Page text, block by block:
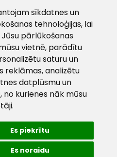
sīkdatnes un
tehnoloģijas, lai
pārlūkošanas
vietnē, parādītu
saturu un
reklāmas, analizētu
datplūsmu un
no kurienes nāk mūsu
Es piekrītu
Es noraidu
- 17:00
Klientu
atbalsts
Darbdienās:
8:00 – 17:00
info@hards.lv